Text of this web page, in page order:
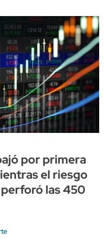
por primera
el riesgo
las 450